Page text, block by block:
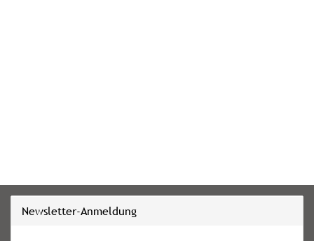
Newsletter-Anmeldung